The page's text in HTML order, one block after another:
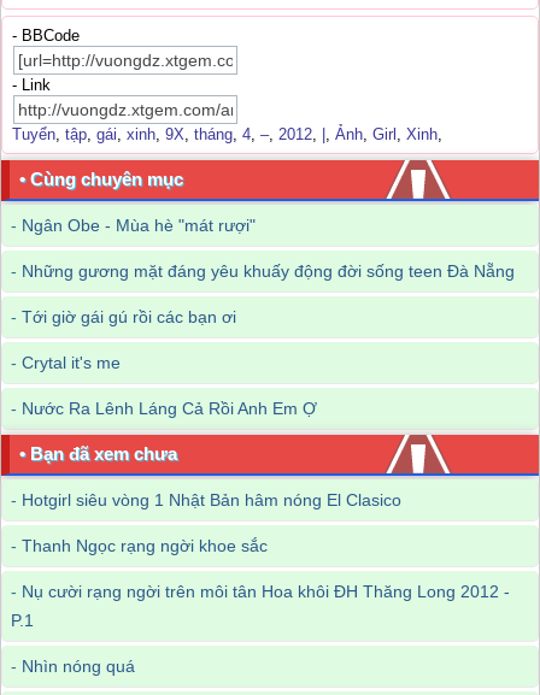
- BBCode
- Link
Tuyển, tập, gái, xinh, 9X, tháng, 4, –, 2012, , Ảnh, Girl , Xinh,
• Cùng chuyên mục
- Ngân Obe - Mùa hè "mát rượi"
- Những gương mặt đáng yêu khuấy động đời sống teen Đà Nẵng
- Tới giờ gái gú rồi các bạn ơi
- Crytal it's me
- Nước Ra Lênh Láng Cả Rồi Anh Em Ợ
• Bạn đã xem chưa
- Hotgirl siêu vòng 1 Nhật Bản hâm nóng El Clasico
- Thanh Ngọc rạng ngời khoe sắc
- Nụ cười rạng ngời trên môi tân Hoa khôi ĐH Thăng Long 2012 -
P.1
- Nhìn nóng quá